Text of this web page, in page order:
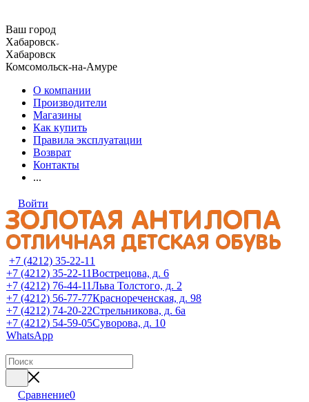
Ваш город
Хабаровск
Хабаровск
Комсомольск-на-Амуре
О компании
Производители
Магазины
Как купить
Правила эксплуатации
Возврат
Контакты
...
Войти
+7 (4212) 35-22-11
+7 (4212) 35-22-11Вострецова, д. 6
+7 (4212) 76-44-11Льва Толстого, д. 2
+7 (4212) 56-77-77Краснореченская, д. 98
+7 (4212) 74-20-22Стрельникова, д. 6а
+7 (4212) 54-59-05Суворова, д. 10
WhatsApp
Сравнение0